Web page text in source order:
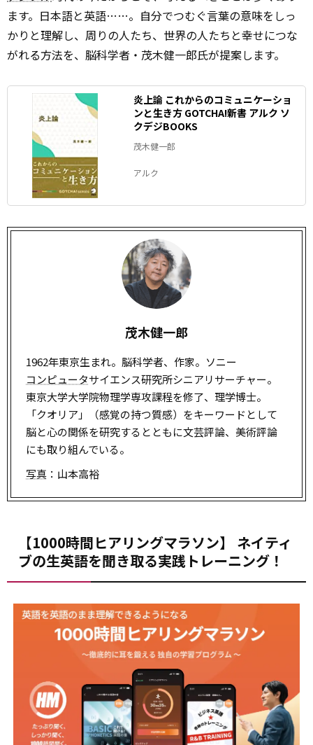
ます。日本語と英語……。自分でつむぐ言葉の意味をしっ
かりと理解し、周りの人たち、世界の人たちと幸せにつな
がれる方法を、脳科学者・茂木健一郎氏が提案します。
炎上論 これからのコミュニケーショ
ンと生き方 GOTCHA!新書 アルク ソ
クデジBOOKS
茂木健一郎
アルク
茂木健一郎
1962年東京生まれ。脳科学者、作家。ソニー
コンピュータサイエンス研究所シニアリサーチャー。
東京大学大学院物理学専攻課程を修了、理学博士。
「クオリア」（感覚の持つ質感）をキーワードとして
脳と心の関係を研究するとともに文芸評論、美術評論
にも取り組んでいる。
写真 ：山本高裕
【1000時間ヒアリングマラソン】 ネイティ
ブの生英語を聞き取る実践トレーニング！